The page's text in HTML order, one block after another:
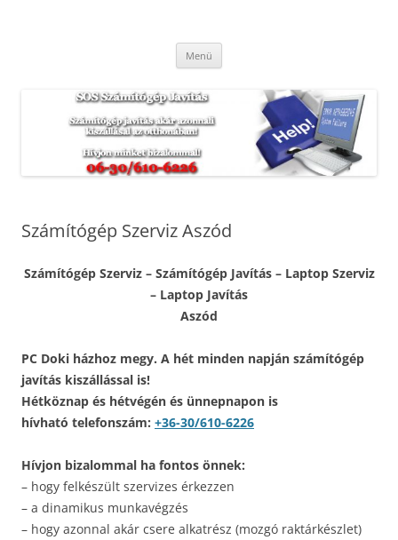
Menü
Számítógép Szerviz Aszód
Számítógép Szerviz – Számítógép Javítás – Laptop Szerviz
– Laptop Javítás
Aszód
PC Doki házhoz megy. A hét minden napján számítógép
javítás kiszállással is!
Hétköznap és hétvégén és ünnepnapon is
hívható telefonszám: +36-30/610-6226
Hívjon bizalommal ha fontos önnek:
– hogy felkészült szervizes érkezzen
– a dinamikus munkavégzés
– hogy azonnal akár csere alkatrész (mozgó raktárkészlet)